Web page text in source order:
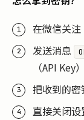
在微信关注
发送消息
（API Key）
把收到的
直接关闭设